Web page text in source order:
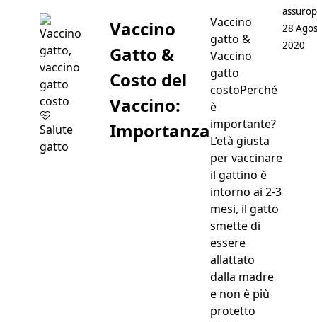
Salute
gatto
Vaccino
Gatto &
Costo del
Vaccino:
Importanza
Vaccino
gatto &
Vaccino
gatto
costoPerché
è
importante?
L’età giusta
per vaccinare
il gattino è
intorno ai 2-3
mesi, il gatto
smette di
essere
allattato
dalla madre
e non è più
protetto
Postato
28
2020